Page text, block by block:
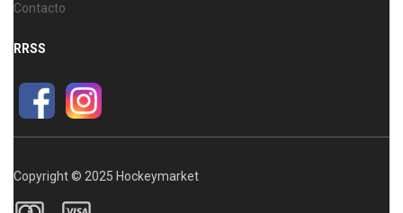
Contacto
RRSS
Copyright © 2025 Hockeymarket